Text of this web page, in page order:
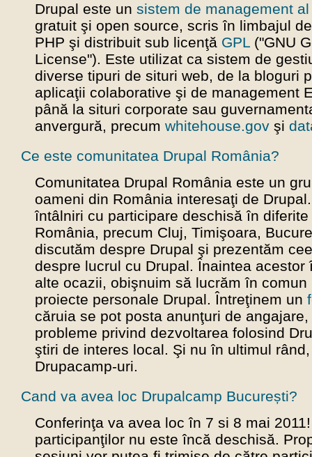
Drupal este un sistem de management
gratuit şi open source, scris în limbajul
PHP şi distribuit sub licenţă GPL ("GNU
License"). Este utilizat ca sistem de
diverse tipuri de situri web, de la bloguri
aplicaţii colaborative şi de management
până la situri corporate sau
anvergură, precum whitehouse.gov şi
Ce este comunitatea Drupal România?
Comunitatea Drupal România este un
oameni din România interesaţi de
întâlniri cu participare deschisă în
România, precum Cluj, Timişoara,
discutăm despre Drupal şi prezentăm
despre lucrul cu Drupal. Înaintea acestor
alte ocazii, obişnuim să lucrăm în comun
proiecte personale Drupal. Întreţinem un
căruia se pot posta anunţuri de
probleme privind dezvoltarea folosind
ştiri de interes local. Şi nu în ultimul
Drupacamp-uri.
Cand va avea loc Drupalcamp București?
Conferinţa va avea loc în 7 si 8 mai
participanţilor nu este încă deschisă.